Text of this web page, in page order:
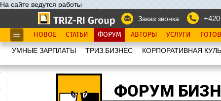
На сайте ведутся работы
Заказ звонка
НОВОЕ СТАТЬИ ФОРУМ АВТОРЫ УСЛУГИ
УМНЫЕ ЗАРПЛАТЫ ТРИЗ.БИЗНЕС КОРПОРАТИВНАЯ
ФОРУМ